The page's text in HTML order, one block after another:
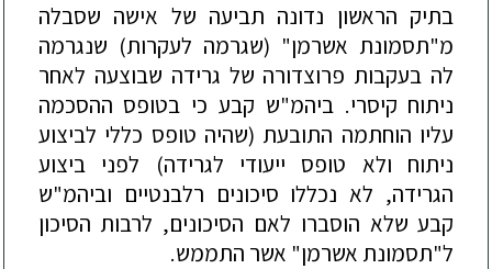
בתיק הראשון נדונה תביעה של אישה שסבלה
מ"תסמונת אשרמן" (שגרמה לעקרות) שנגרמה
לה בעקבות פרוצדורה של גרידה שבוצעה לאחר
ניתוח קיסרי. ביהמ"ש קבע כי בטופס ההסכמה
עליו הוחתמה התובעת (שהיה טופס כללי לביצוע
ניתוח ולא טופס ייעודי לגרידה) לפני ביצוע
הגרידה, לא נכללו סיכונים רלבנטיים וביהמ"ש
קבע שלא הוסברו לאם הסיכונים, לרבות הסיכון
ל"תסמונת אשרמן" אשר התממש.